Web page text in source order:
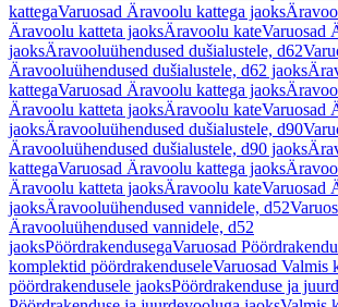
kattegaVaruosad Äravoolu kattega jaoks
Äravoolu katteta jaoksÄravoolu kateVaruosad
jaoksÄravooluühendused dušialustele, d62
Äravooluühendused dušialustele, d62 jaoks
kattegaVaruosad Äravoolu kattega jaoks
Äravoolu katteta jaoksÄravoolu kateVaruosad
jaoksÄravooluühendused dušialustele, d90
Äravooluühendused dušialustele, d90 jaoks
kattegaVaruosad Äravoolu kattega jaoks
Äravoolu katteta jaoksÄravoolu kateVaruosad
jaoksÄravooluühendused vannidele, d52
Äravooluühendused vannidele, d52
jaoksPöördrakendusegaVaruosad
komplektid pöördrakenduseleVaruosad Valmis
pöördrakendusele jaoksPöördrakenduse ja